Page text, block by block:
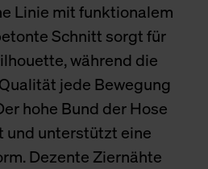
Linie mit funktionalem
Schnitt sorgt für
während die
jede Bewegung
hohe Bund der Hose
unterstützt eine
Dezente Ziernähte